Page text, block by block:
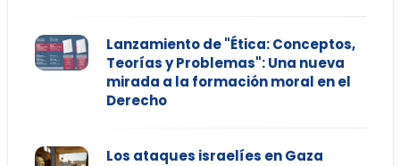
Lanzamiento de "Ética: Conceptos,
Teorías y Problemas": Una nueva
mirada a la formación moral en el
Derecho
Los ataques israelíes en Gaza